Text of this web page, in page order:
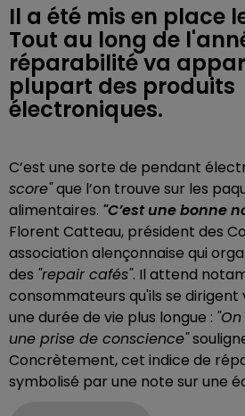
Il a été mis en place
Tout au long de
réparabilité va
plupart des produits
électroniques.
C’est une sorte de pendant
score"que l’on trouve sur les
alimentaires. "C’est une bonne
Florent Catteau, président des
association alençonnaise qui
des "repair cafés". Il attend
consommateurs qu'ils se dirigent
une durée de vie plus longue :
une prise de conscience"
Concrètement, cet indice de
symbolisé par une note sur une